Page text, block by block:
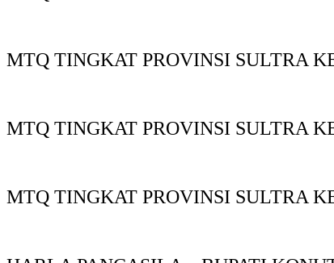
MTQ TINGKAT PROVINSI SULTRA
MTQ TINGKAT PROVINSI SULTRA
MTQ TINGKAT PROVINSI SULTRA